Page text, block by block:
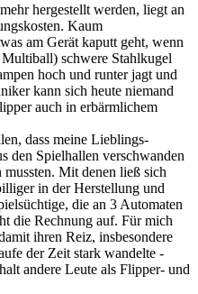
hergestellt werden, liegt an
Kaum
am Gerät kaputt geht, wenn
schwere Stahlkugel
hoch und runter jagt und
kann sich heute niemand
auch in erbärmlichem
dass meine Lieblings-
den Spielhallen verschwanden
Mit denen ließ sich
in der Herstellung und
die an 3 Automaten
die Rechnung auf. Für mich
ihren Reiz, insbesondere
der Zeit stark wandelte -
andere Leute als Flipper- und